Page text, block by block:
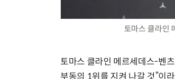
토마스 클라인
토마스 클라인 메르세데스-벤
부동의 1위를 지켜 나갈 것”이